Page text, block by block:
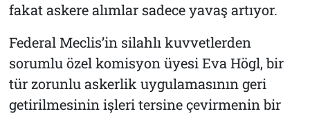
fakat askere alımlar sadece yavaş artıyor.
Federal Meclis’in silahlı kuvvetlerden
sorumlu özel komisyon üyesi Eva Högl, bir
tür zorunlu askerlik uygulamasının geri
getirilmesinin işleri tersine çevirmenin bir